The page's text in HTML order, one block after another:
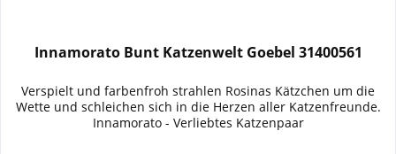
Innamorato Bunt Katzenwelt Goebel 31400561
Verspielt und farbenfroh strahlen Rosinas Kätzchen um die
Wette und schleichen sich in die Herzen aller Katzenfreunde.
Innamorato - Verliebtes Katzenpaar